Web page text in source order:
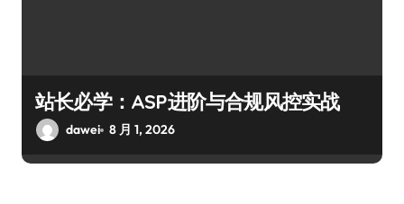
站长必学：ASP进阶与合规风控实战
dawei 8 月 1, 2026